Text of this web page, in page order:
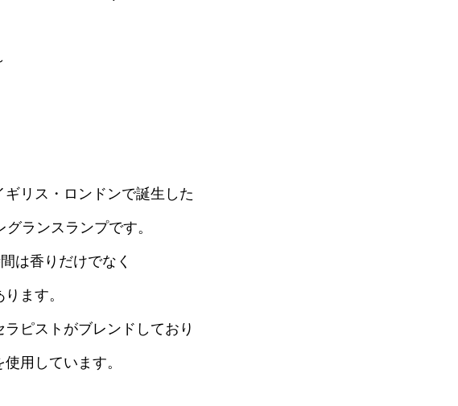
リス・ロンドンで誕生した
グランスランプです。
は香りだけでなく
ます。
ピストがブレンドしており
用しています。